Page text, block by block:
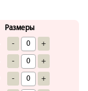
Размеры
- +
- +
- +